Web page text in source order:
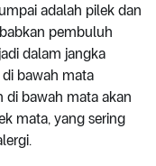
adalah pilek dan
pembuluh
dalam jangka
bawah mata
di bawah mata akan
mata, yang sering